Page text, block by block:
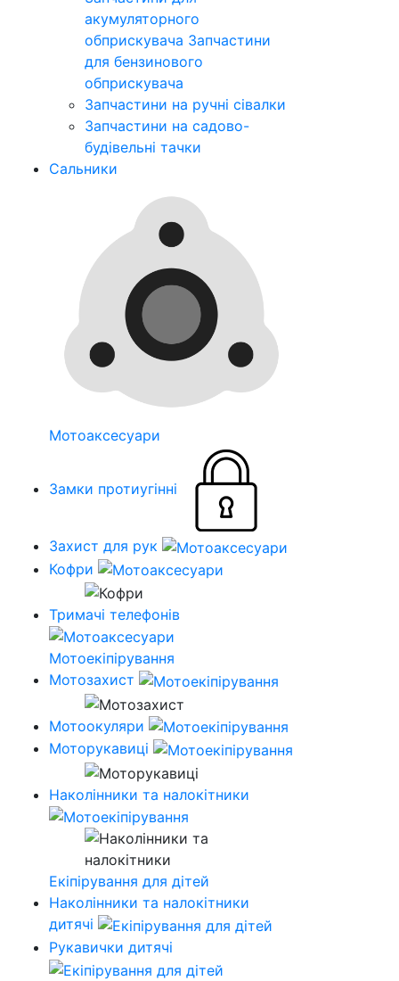
акумуляторного
обприскувача Запчастини
для бензинового
обприскувача
Запчастини на ручні сівалки
Запчастини на садово-
будівельні тачки
Сальники
Мотоаксесуари
Замки протиугінні
Захист для рук
Кофри
Тримачі телефонів
Мотоекіпірування
Мотозахист
Мотоокуляри
Моторукавиці
Наколінники та налокітники
Екіпірування для дітей
Наколінники та налокітники
дитячі
Рукавички дитячі